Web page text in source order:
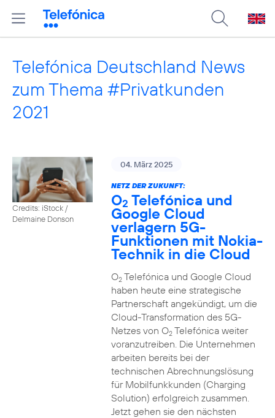
Telefónica Deutschland News
zum Thema #Privatkunden
2021
Credits: iStock /
Delmaine Donson
04. März 2025
NETZ DER ZUKUNFT:
O2 Telefónica und
Google Cloud
verlagern 5G-
Funktionen mit Nokia-
Technik in die Cloud
O2Telefónica und Google Cloud
haben heute eine strategische
Partnerschaft angekündigt, um die
Cloud-Transformation des 5G-
Netzes von O2Telefónica weiter
voranzutreiben. Die Unternehmen
arbeiten bereits bei der
technischen Abrechnungslösung
für Mobilfunkkunden (Charging
Solution) erfolgreich zusammen.
Jetzt gehen sie den nächsten